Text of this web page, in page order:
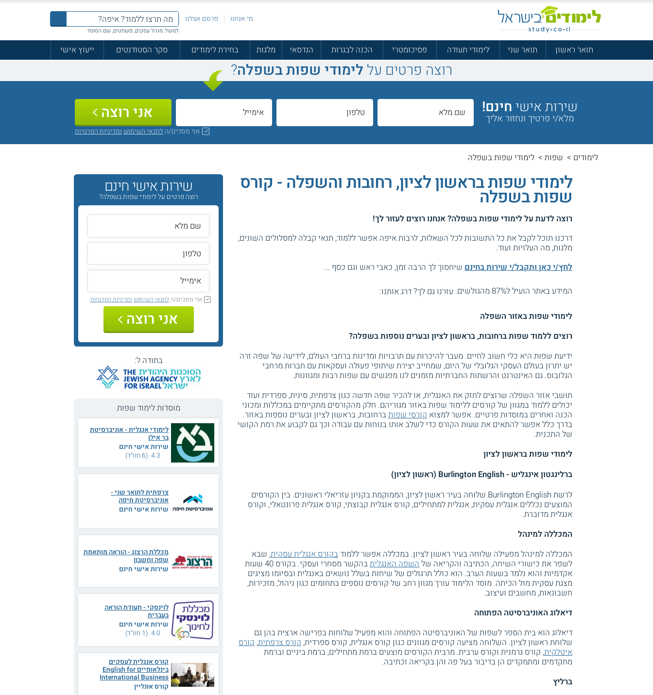
מי אנחנו פרסם אצלנו
למשל: מנהל עסקים, משפטים, שם המוסד
תואר ראשון תואר שני לימודי תעודה פסיכומטרי הכנה לבגרות הנדסאי מלגות בחירת לימודים סקר הסטודנטים ייעוץ אישי
רוצה פרטים על לימודי שפות בשפלה?
שירות אישיחינם!
מלא/י פרטיך ונחזור אליך
אני מסכים/הלתנאי השימושומדיניות הפרטיות
אני רוצה
לימודים > שפות > לימודי שפות בשפלה
לימודי שפות בראשון לציון, רחובות והשפלה - קורס
שפות בשפלה
רוצה לדעת עללימודי שפות בשפלה? אנחנו רוצים לעזור לך!
דרכנו תוכל לקבל את כל התשובות לכל השאלות, לרבות איפה אפשר ללמוד, תנאי קבלה למסלולים השונים,
מלגות, מה העלויות ועוד.
לחץ/י כאן ותקבל/י שירות בחינם שיחסוך לך הרבה זמן, כאבי ראש וגם כסף ...
המידע באתר הועיל ל87% מהגולשים.
עזרנו גם לך? דרג אותנו:
לימודי שפות באזור השפלה
רוצים ללמוד שפות ברחובות, בראשון לציון ובערים נוספות בשפלה?
ידיעת שפות היא כלי חשוב לחיים. מעבר להיכרות עם תרבויות ומדינות ברחבי העולם, לידיעה של שפה זרה
יש יתרון בעולם העסקי הגלובלי של היום, שמחייב יצירת שיתופי פעולה ועסקאות עם חברות מרחבי
הגלובוס. גם האינטרנט והרשתות החברתיות מזמנים לנו מפגשים עם שפות רבות ומגוונות.
תושבי אזור השפלה שרוצים לחזק את האנגלית, או להכיר שפה חדשה כגון צרפתית, סינית, ספרדית ועוד
יכולים ללמוד במגוון של קורסים ללימוד שפות באזור מגוריהם. חלק מהקורסים מתקיימים במכללות ומכוני
הכנה ואחרים במוסדות פרטיים. אפשר למצוא קורסי שפותברחובות, בראשון לציון ובערים נוספות באזור.
בדרך כלל אפשר להתאים את שעות הקורס כדי לשלב אותו בנוחות עם עבודה וכך גם לקבוע את רמת הקושי
של התכנית.
לימודי שפות בראשון לציון
ברלינגטון אינגליש - Burlington English (ראשון לציון)
לרשת Burlington English שלוחה בעיר ראשון לציון, הממוקמת בקניון עזריאלי ראשונים. בין הקורסים
המוצעים נכללים אנגלית עסקית, אנגלית למתחילים, קורס אנגלית קבוצתי, קורס אנגלית פרונטאלי, וקורס
אנגלית מדוברת.
המכללה למינהל
המכללה למינהל מפעילה שלוחה בעיר ראשון לציון. במכללה אפשר ללמודבקורס אנגלית עסקית, שבא
לשפר את כישורי השיחה, הכתיבה והקריאה שלהשפה האנגלית
בהקשר מסחרי ועסקי. בקורס 40 שעות
אקדמיות והוא נלמד בשעות הערב. הוא כולל תרגולים של שיחות בשלל נושאים באנגלית ובסיומו מציגים
מצגת עסקית מול הכיתה. מוסד הלימוד עורך מגוון רחב של קורסים נוספים בתחומים כגון ניהול, מזכירות,
חשבונאות, מחשבים ועיצוב.
דיאלוג האוניברסיטה הפתוחה
דיאלוג הוא בית הספר לשפות של האוניברסיטה הפתוחה והוא מפעיל שלוחות בפרישה ארצית בהן גם
שלוחת ראשון לציון. השלוחה מציעה קורסים מגוונים כגון קורס אנגלית, קורס ספרדית,קורס צרפתית,קורס
איטלקית, קורס גרמנית וקורס ערבית. מרבית הקורסים מוצעים ברמת מתחילים, ברמת ביניים וברמת
מתקדמים ומתמקדים הן בדיבור בעל פה והן בקריאה וכתיבה.
ברליץ
שירות אישי חינם
רוצה פרטים על לימודי שפות בשפלה?
אני מסכים/הלתנאי השימוש ומדיניות הפרטיות
אני רוצה
בתודה ל:
מוסדות לימוד שפות
לימודי אנגלית - אוניברסיטת
בר אילן
שירות אישי חינם
4.3 (6 חוו"ד)
צרפתית לתואר שני -
אוניברסיטת חיפה
שירות אישי חינם
מכללת הרצוג - הוראה מותאמת
שפה וחשבון
שירות אישי חינם
לוינסקי - תעודת הוראה
בעברית
שירות אישי חינם
4.0 (1 חוו"ד)
קורס אנגלית לעסקים
בינלאומיים English for
International Business
קורס אונליין